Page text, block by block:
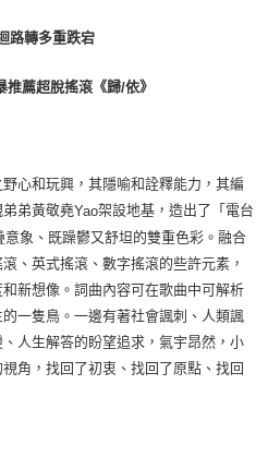
路轉多重跌宕
推薦超脫搖滾《歸/依》
心和玩興，其隱喻和詮釋能力，其編
弟黃敬堯Yao架設地基，造出了「電台
意象、既躁鬱又舒坦的雙重色彩。融合
、英式搖滾、數字搖滾的些許元素，
新想像。詞曲內容可在歌曲中可解析
一隻鳥。一邊有著社會諷刺、人類諷
人生解答的盼望追求，氣宇昂然，小
角，找回了初衷、找回了原點、找回